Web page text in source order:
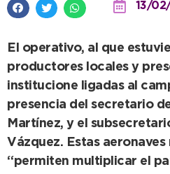
13/
El operativo, al que
productores locales y
institucione ligadas al
presencia del secretario
Martínez, y el
Vázquez. Estas
“permiten multiplicar el